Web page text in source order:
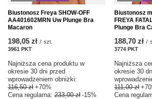
Biustonosz Freya SHOW-OFF
AA401602MRN Uw Plunge Bra
Macaron
198,05 zł / szt.
3961 PKT
Najniższa cena produktu w
okresie 30 dni przed
wprowadzeniem obniżki:
116,50 zł +70%
Cena regularna: 233,00 zł -15%
Biustonosz
FREYA
Plunge Bra
188,70 zł /
3774 PKT
Najniższa
okresie 30
111,00 zł
Cena